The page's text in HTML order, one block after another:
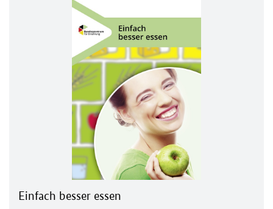
Einfach besser essen